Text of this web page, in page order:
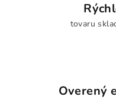
tovaru
Overený